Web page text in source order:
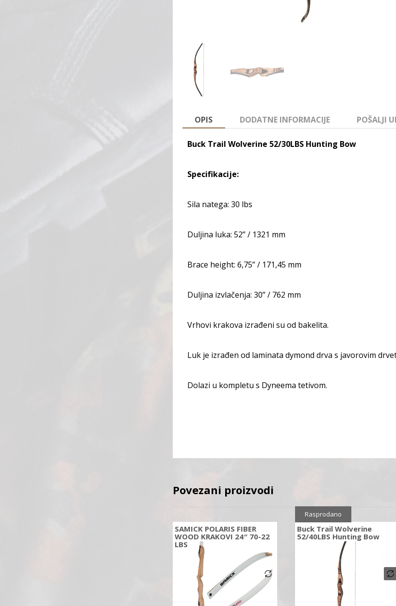
OPIS DODATNE INFORMACIJE POŠALJI
Buck Trail Wolverine 52/30LBS Hunting Bow
Specifikacije:
Sila natega: 30 lbs
Duljina luka: 52” / 1321 mm
Brace height: 6,75” / 171,45 mm
Duljina izvlačenja: 30” / 762 mm
Vrhovi krakova izrađeni su od bakelita.
Luk je izrađen od laminata dymond drva s javorovim
Dolazi u kompletu s Dyneema tetivom.
Povezani proizvodi
SAMICK POLARIS FIBER
WOOD KRAKOVI 24″ 70-22
LBS
Buck Trail Wolverine
52/40LBS Hunting Bow
Rasprodano